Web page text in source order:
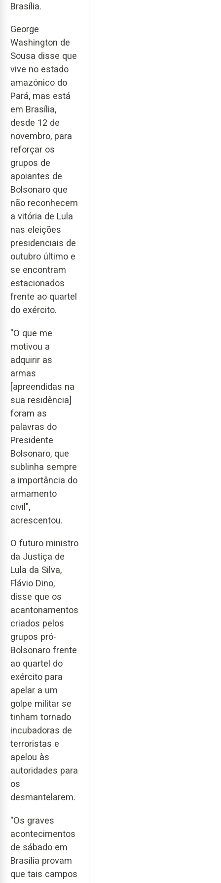
Brasília.
George
Washington de
Sousa disse que
vive no estado
amazónico do
Pará, mas está
em Brasília,
desde 12 de
novembro, para
reforçar os
grupos de
apoiantes de
Bolsonaro que
não reconhecem
a vitória de Lula
nas eleições
presidenciais de
outubro último e
se encontram
estacionados
frente ao quartel
do exército.
"O que me
motivou a
adquirir as
armas
[apreendidas na
sua residência]
foram as
palavras do
Presidente
Bolsonaro, que
sublinha sempre
a importância do
armamento
civil",
acrescentou.
O futuro ministro
da Justiça de
Lula da Silva,
Flávio Dino,
disse que os
acantonamentos
criados pelos
grupos pró-
Bolsonaro frente
ao quartel do
exército para
apelar a um
golpe militar se
tinham tornado
incubadoras de
terroristas e
apelou às
autoridades para
os
desmantelarem.
"Os graves
acontecimentos
de sábado em
Brasília provam
que tais campos